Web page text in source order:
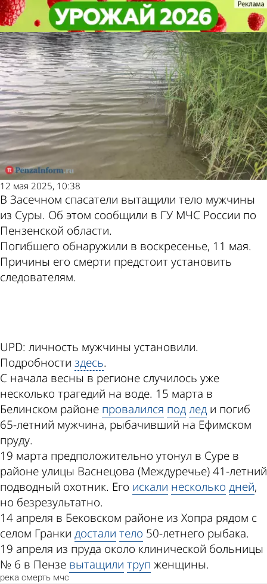
В Засечном в Суре нашли
погибшего мужчину
Происшествия
12 мая 2025, 10:38
В Засечном спасатели вытащили тело мужчины
из Суры. Об этом сообщили в ГУ МЧС России по
Пензенской области.
Погибшего обнаружили в воскресенье, 11 мая.
Причины его смерти предстоит установить
следователям.
UPD: личность мужчины установили.
Подробности здесь.
С начала весны в регионе случилось уже
несколько трагедий на воде. 15 марта в
Белинском районе провалился подлед и погиб
65-летний мужчина, рыбачивший на Ефимском
пруду.
19 марта предположительно утонул в Суре в
районе улицы Васнецова (Междуречье) 41-летний
подводный охотник. Его искали несколько дней,
но безрезультатно.
14 апреля в Бековском районе из Хопра рядом с
селом Гранки достали тело 50-летнего рыбака.
19 апреля из пруда около клинической больницы
№ 6 в Пензе вытащили труп женщины.
река смерть мчс
В Засечном в Суре нашли
погибшего мужчину
Происшествия
Другие новости по
теме
Погода и курсы
валют в Пензе